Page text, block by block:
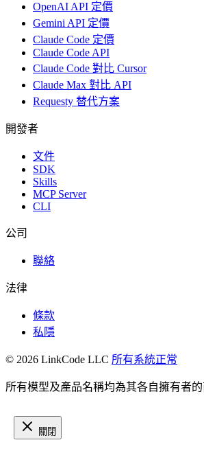
OpenAI API 定價
Gemini API 定價
Claude Code 定價
Claude Code API
Claude Code 對比 Cursor
Claude Max 對比 API
Requesty 替代方案
開發者
文件
SDK
Skills
MCP Server
CLI
公司
聯絡
法律
條款
私隱
© 2026 LinkCode LLC 所有系統正常
所有模型及產品名稱均為其各自擁有者的
關閉